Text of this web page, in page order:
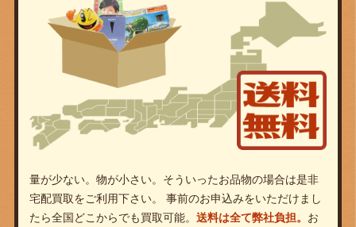
量が少ない。物が小さい。そういったお品物の場合は是非
宅配買取をご利用下さい。 事前のお申込みをいただけまし
たら全国どこからでも買取可能。 送料は全て弊社負担。 お